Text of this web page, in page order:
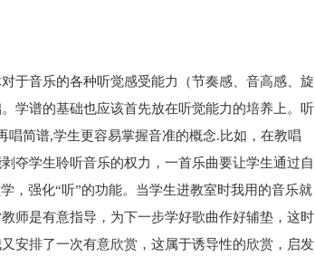
于音乐的各种听觉感受能力（节奏感、音高感、旋
学谱的基础也应该首先放在听觉能力的培养上。听
简谱,学生更容易掌握音准的概念.比如，在教唱
夺学生聆听音乐的权力，一首乐曲要让学生通过自
，强化“听”的功能。当学生进教室时我用的音乐就
师是有意指导，为下一步学好歌曲作好辅垫，这时
安排了一次有意欣赏，这属于诱导性的欣赏，启发